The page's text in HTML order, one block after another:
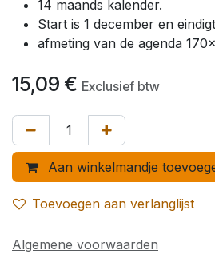
14 maands kalender.
Start is 1 december en
afmeting van de agenda
15,09 € Exclusief btw
Aan winkelmandje
Toevoegen aan verlanglijst
Algemene voorwaarden